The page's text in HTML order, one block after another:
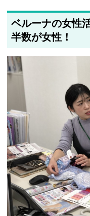
ベルーナの女性
半数が女性！